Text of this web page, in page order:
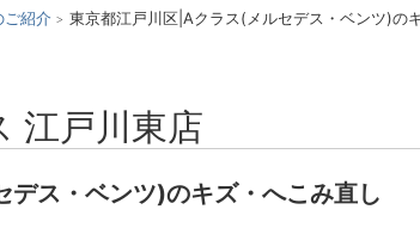
ご紹介 東京都江戸川区|Aクラス(メルセデス・ベンツ)の
江戸川東店
ス・ベンツ)のキズ・へこみ直し